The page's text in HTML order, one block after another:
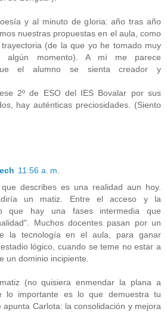
y al minuto de gloria: año tras año
nuestras propuestas en el aula, como
(de la que yo he tomado muy
algún momento). A mí me parece
el alumno se sienta creador y
2º de ESO del IES Bovalar por sus
hay auténticas preciosidades. (Siento
11:56 a. m.
describes es una realidad aun hoy.
un matiz. Entre el acceso y la
que hay una fases intermedia que
Muchos docentes pasan por un
la tecnología en el aula, para ganar
lógico, cuando se teme no estar a
un dominio incipiente.
(no quisiera enmendar la plana a
lo importante es lo que demuestra tu
apunta Carlota: la consolidación y mejora